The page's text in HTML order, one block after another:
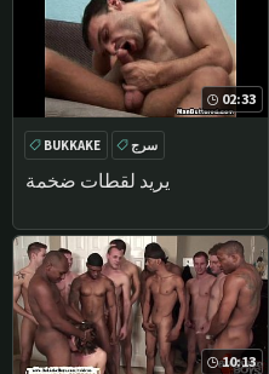
02:33
يريد لقطات ضخمة
BUKKAKE سرج
10:13